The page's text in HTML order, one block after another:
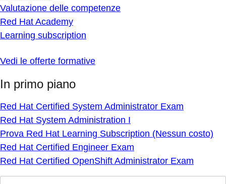
Valutazione delle competenze
Red Hat Academy
Learning subscription
Vedi le offerte formative
In primo piano
Red Hat Certified System Administrator Exam
Red Hat System Administration I
Prova Red Hat Learning Subscription (Nessun costo)
Red Hat Certified Engineer Exam
Red Hat Certified OpenShift Administrator Exam